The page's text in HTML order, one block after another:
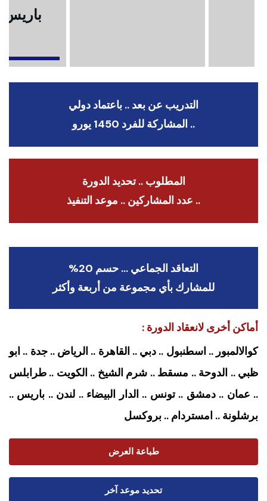
باريس
التدريب عن بعد .. باعتماد دولي
.. المشاركة للفرد 1450 يورو
المطلوب .. تحديد الدورة
.. عدد المشاركين .. موعد التنفيذ
التعاقد الجماعي … حسم 20%
للمشارك بأي مجموعة من أربعة وأكثر
أماكن أخرى لانعقاد الدورة :
كوالالمبور .. اسطنبول .. دبي .. القاهرة .. الرياض .. جدة .. ابو
ظبي .. الدوحة .. مسقط .. شرم الشيخ .. الكويت .. طرابلس
.. عمان .. دمشق .. تونس .. الدار البيضاء .. لندن .. باريس ..
برشلونة .. امستردام .. بروكسل
طباعة العرض
تحديد موعد آخر